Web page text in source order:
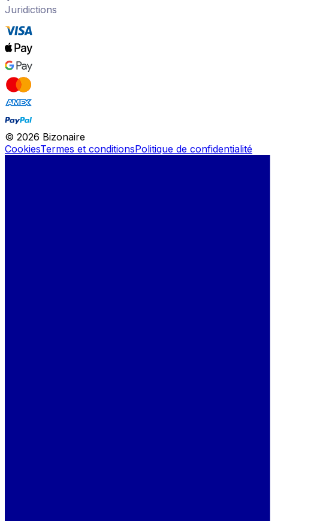
Juridictions
© 2026 Bizonaire
CookiesTermes et conditionsPolitique de confidentialité